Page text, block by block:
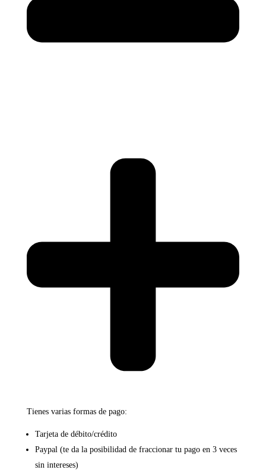
Tienes varias formas de pago:
Tarjeta de débito/crédito
Paypal (te da la posibilidad de fraccionar tu pago en 3 veces
sin intereses)